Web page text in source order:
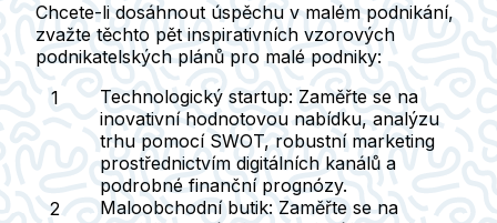
Chcete-li dosáhnout úspěchu v malém podnikání,
zvažte těchto pět inspirativních vzorových
podnikatelských plánů pro malé podniky:
Technologický startup: Zaměřte se na
inovativní hodnotovou nabídku, analýzu
trhu pomocí SWOT, robustní marketing
prostřednictvím digitálních kanálů a
podrobné finanční prognózy.
Maloobchodní butik: Zaměřte se na